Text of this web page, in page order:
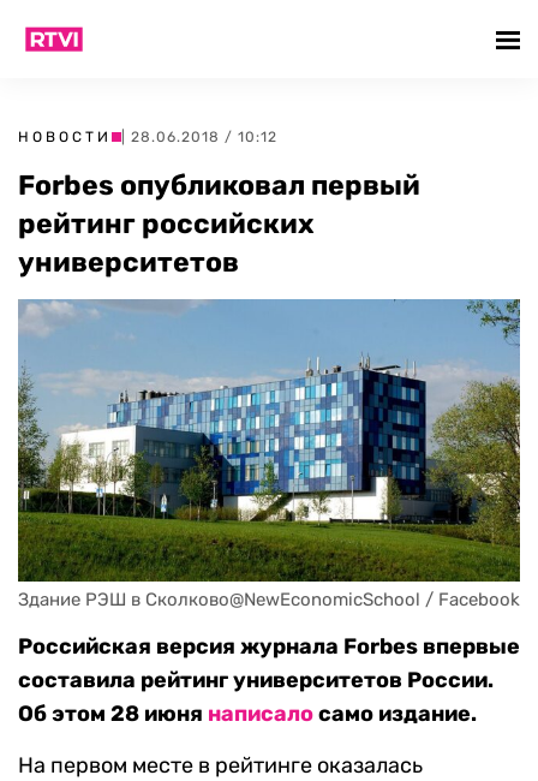
НОВОСТИ | 28.06.2018 / 10:12
Forbes опубликовал первый
рейтинг российских
университетов
Здание РЭШ в Сколково@NewEconomicSchool / Facebook
Российская версия журнала Forbes впервые
составила рейтинг университетов России.
Об этом 28 июня написалосамо издание.
На первом месте в рейтинге оказалась